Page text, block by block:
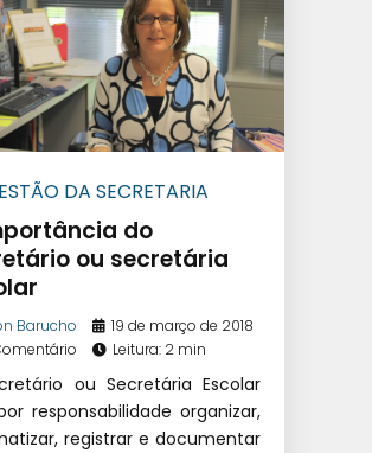
DA SECRETARIA
do
ou secretária
Barucho
19 de março de 2018
Leitura: 2 min
ou Secretária Escolar
responsabilidade organizar,
registrar e documentar